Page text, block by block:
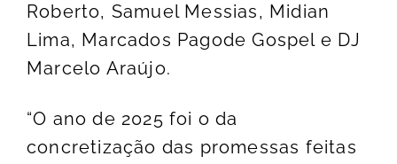
Roberto, Samuel Messias, Midian
Lima, Marcados Pagode Gospel e DJ
Marcelo Araújo.
“O ano de 2025 foi o da
concretização das promessas feitas